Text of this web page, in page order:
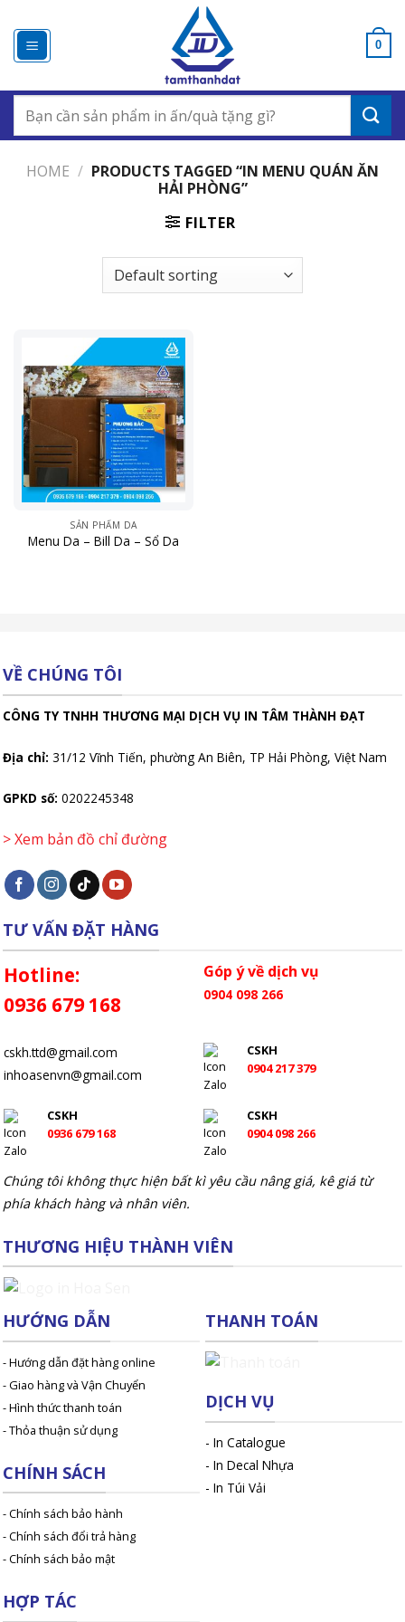
đến
nội
0
for:
HOME / PRODUCTS TAGGED “IN MENU QUÁN ĂN
HẢI PHÒNG”
FILTER
SẢN PHẨM DA
Menu Da – Bill Da – Sổ Da
VỀ CHÚNG TÔI
CÔNG TY TNHH THƯƠNG MẠI DỊCH VỤ IN TÂM THÀNH ĐẠT
Địa chỉ: 31/12 Vĩnh Tiến, phường An Biên, TP Hải Phòng, Việt Nam
GPKD số: 0202245348
> Xem bản đồ chỉ đường
TƯ VẤN ĐẶT HÀNG
Hotline:
0936 679 168
Góp ý về dịch vụ
0904 098 266
cskh.ttd@gmail.com
inhoasenvn@gmail.com
CSKH
0904 217 379
CSKH
0936 679 168
CSKH
0904 098 266
Chúng tôi không thực hiện bất kì yêu cầu nâng giá, kê giá từ
phía khách hàng và nhân viên.
THƯƠNG HIỆU THÀNH VIÊN
HƯỚNG DẪN
- Hướng dẫn đặt hàng online
- Giao hàng và Vận Chuyển
- Hình thức thanh toán
- Thỏa thuận sử dụng
CHÍNH SÁCH
- Chính sách bảo hành
- Chính sách đổi trả hàng
- Chính sách bảo mật
HỢP TÁC
THANH TOÁN
DỊCH VỤ
- In Catalogue
- In Decal Nhựa
- In Túi Vải